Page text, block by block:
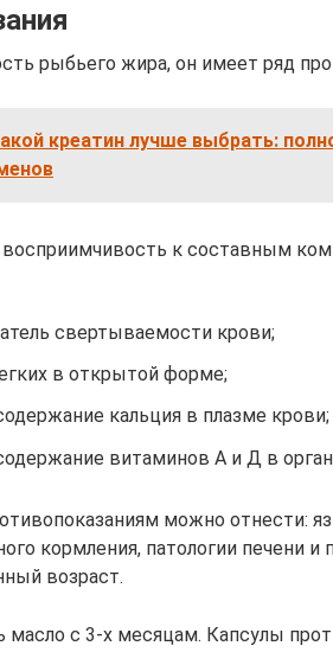
рыбьего жира, он имеет ряд
креатин лучше выбрать:
к составным
свертываемости крови;
в открытой форме;
кальция в плазме крови;
витаминов А и Д в
можно отнести:
кормления, патологии печени и
возраст.
с 3-х месяцам. Капсулы